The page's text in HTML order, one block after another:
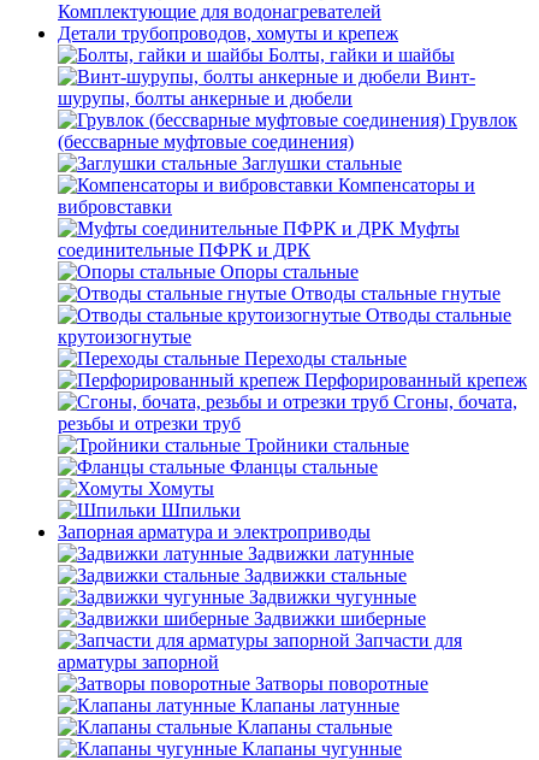
Комплектующие для водонагревателей
Детали трубопроводов, хомуты и крепеж
Болты, гайки и шайбы
Винт-
шурупы, болты анкерные и дюбели
Грувлок
(бессварные муфтовые соединения)
Заглушки стальные
Компенсаторы и
вибровставки
Муфты
соединительные ПФРК и ДРК
Опоры стальные
Отводы стальные гнутые
Отводы стальные
крутоизогнутые
Переходы стальные
Перфорированный крепеж
Сгоны, бочата,
резьбы и отрезки труб
Тройники стальные
Фланцы стальные
Хомуты
Шпильки
Запорная арматура и электроприводы
Задвижки латунные
Задвижки стальные
Задвижки чугунные
Задвижки шиберные
Запчасти для
арматуры запорной
Затворы поворотные
Клапаны латунные
Клапаны стальные
Клапаны чугунные